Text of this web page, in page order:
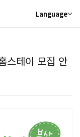
Language
스테이 모집 안